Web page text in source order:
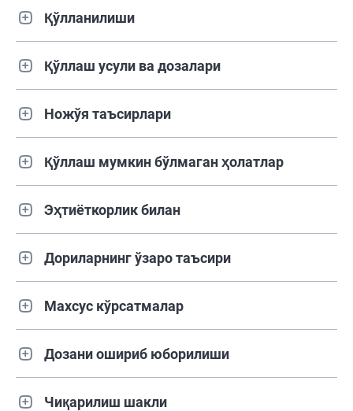
Қўлланилиши
Қўллаш усули ва дозалари
Ножўя таъсирлари
Қўллаш мумкин бўлмаган ҳолатлар
Эҳтиёткорлик билан
Дориларнинг ўзаро таъсири
Махсус кўрсатмалар
Дозани ошириб юборилиши
Чиқарилиш шакли